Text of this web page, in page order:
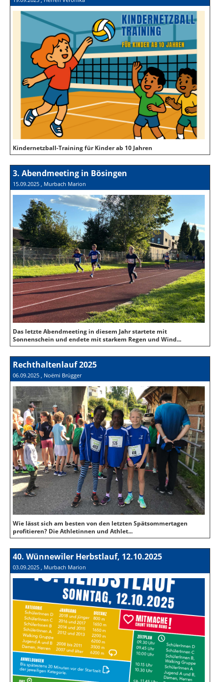
Kindernetzball-Training für Kinder ab 10 Jahren
3. Abendmeeting in Bösingen
15.09.2025 , Murbach Marion
Das letzte Abendmeeting in diesem Jahr startete mit
Sonnenschein und endete mit starkem Regen und Wind...
Rechthaltenlauf 2025
06.09.2025 , Noëmi Brügger
Wie lässt sich am besten von den letzten Spätsommertagen
profitieren? Die Athletinnen und Athlet...
40. Wünnewiler Herbstlauf, 12.10.2025
03.09.2025 , Murbach Marion